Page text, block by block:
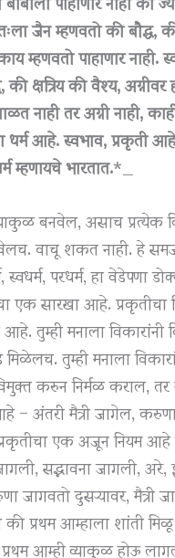
जैन म्हणवतो की बौद्ध,
म्हणवतो पाहाणार नाही.
की क्षत्रिय की वैश्य,
नाही तर अग्नी नाही,
आहे. स्वभाव, प्रकृती
म्हणायचे भारतात.*_
बनवेल, असाच प्रत्येक
वाचू शकत नाही. हे
परधर्म, हा वेडेपणा
एक सारखा आहे. प्रकृतीचा
तुम्ही मनाला
तुम्ही मनाला
करुन निर्मळ कराल,
– अंतरी मैत्री जागेल,
एक अजून नियम
सद्भावना जागली,
दुसऱ्यावर, मैत्री
प्रथम आम्हाला शांती